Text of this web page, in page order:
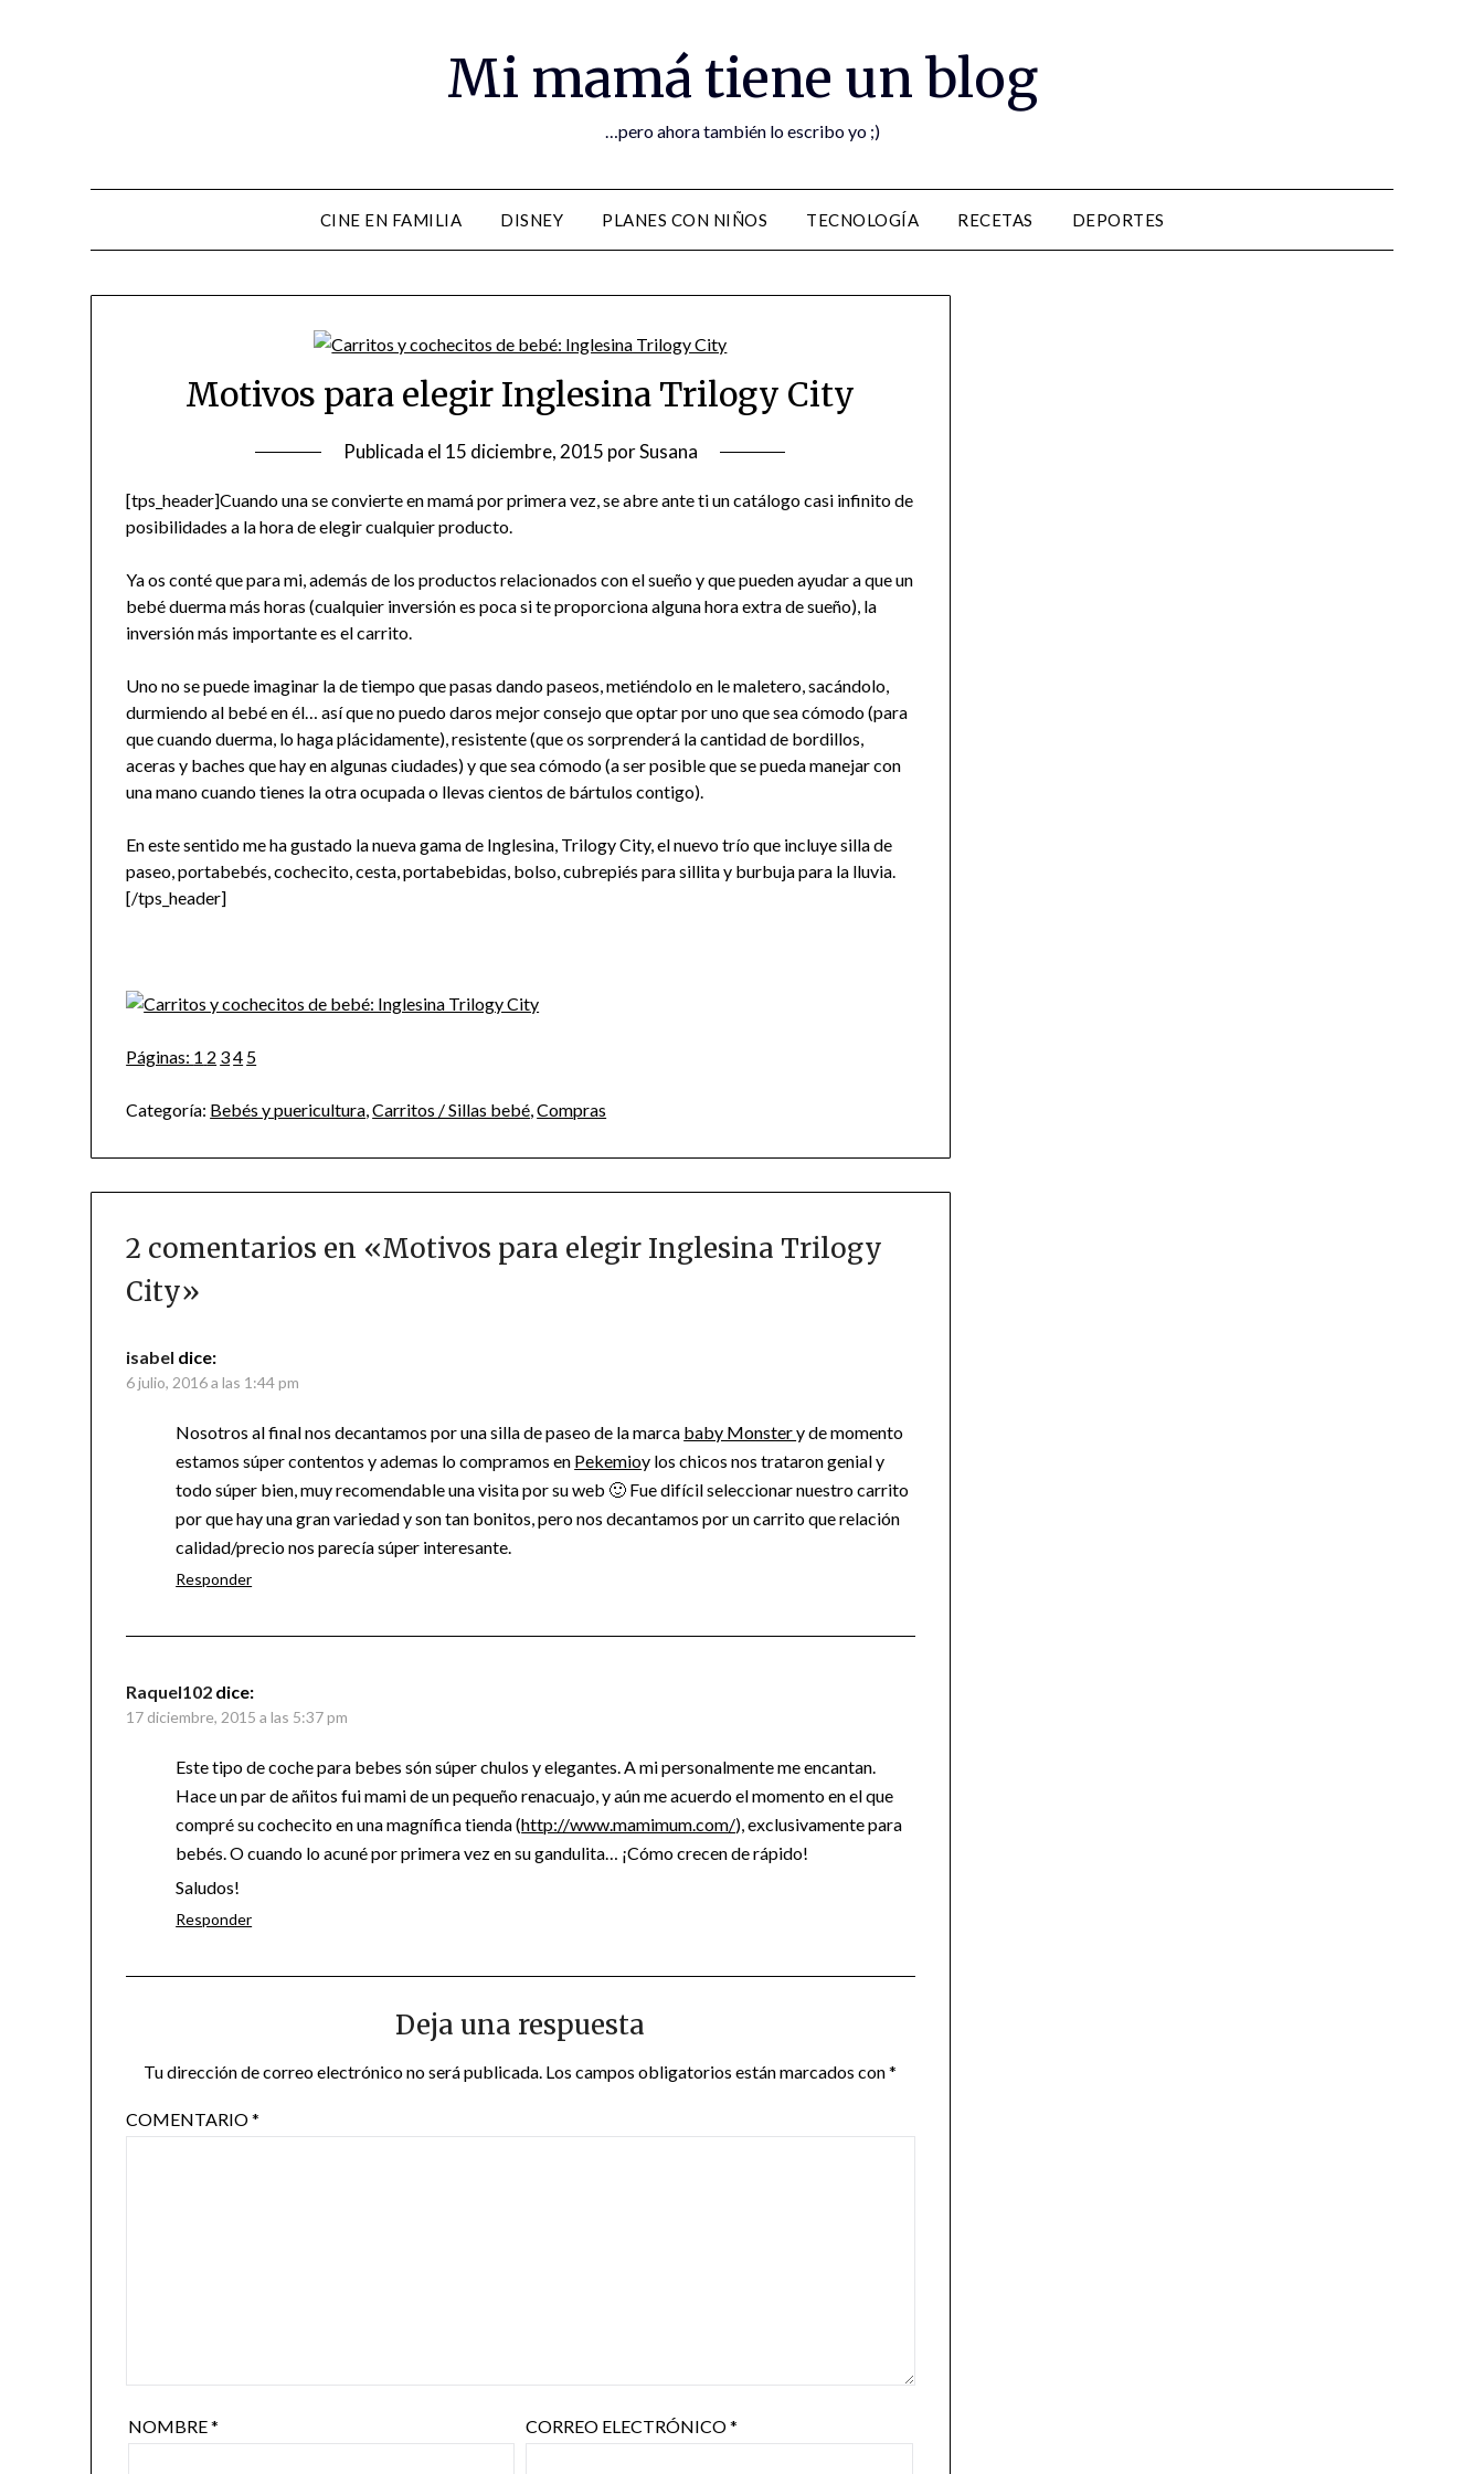
Mi mamá tiene un blog
…pero ahora también lo escribo yo ;)
CINE EN FAMILIA DISNEY PLANES CON NIÑOS TECNOLOGÍA RECETAS DEPORTES
Motivos para elegir Inglesina Trilogy City
Publicada el 15 diciembre, 2015 porSusana
[tps_header]Cuando una se convierte en mamá por primera vez, se abre ante ti un catálogo casi infinito de
posibilidades a la hora de elegir cualquier producto.
Ya os conté que para mi, además de los productos relacionados con el sueño y que pueden ayudar a que un
bebé duerma más horas (cualquier inversión es poca si te proporciona alguna hora extra de sueño), la
inversión más importante es el carrito.
Uno no se puede imaginar la de tiempo que pasas dando paseos, metiéndolo en le maletero, sacándolo,
durmiendo al bebé en él… así que no puedo daros mejor consejo que optar por uno que sea cómodo (para
que cuando duerma, lo haga plácidamente), resistente (que os sorprenderá la cantidad de bordillos,
aceras y baches que hay en algunas ciudades) y que sea cómodo (a ser posible que se pueda manejar con
una mano cuando tienes la otra ocupada o llevas cientos de bártulos contigo).
En este sentido me ha gustado la nueva gama de Inglesina, Trilogy City, el nuevo trío que incluye silla de
paseo, portabebés, cochecito, cesta, portabebidas, bolso, cubrepiés para sillita y burbuja para la lluvia.
[/tps_header]
Páginas: 1 2 34 5
Categoría: Bebés y puericultura,Carritos / Sillas bebé,Compras
2 comentarios en «Motivos para elegir Inglesina Trilogy
City»
isabel dice:
6 julio, 2016 a las 1:44 pm
Nosotros al final nos decantamos por una silla de paseo de la marca baby Monstery de momento
estamos súper contentos y ademas lo compramos en Pekemioy los chicos nos trataron genial y
todo súper bien, muy recomendable una visita por su web 🙂 Fue difícil seleccionar nuestro carrito
por que hay una gran variedad y son tan bonitos, pero nos decantamos por un carrito que relación
calidad/precio nos parecía súper interesante.
Responder
Raquel102 dice:
17 diciembre, 2015 a las 5:37 pm
Este tipo de coche para bebes són súper chulos y elegantes. A mi personalmente me encantan.
Hace un par de añitos fui mami de un pequeño renacuajo, y aún me acuerdo el momento en el que
compré su cochecito en una magnífica tienda (http://www.mamimum.com/), exclusivamente para
bebés. O cuando lo acuné por primera vez en su gandulita… ¡Cómo crecen de rápido!
Saludos!
Responder
Deja una respuesta
Tu dirección de correo electrónico no será publicada. Los campos obligatorios están marcados con*
COMENTARIO*
NOMBRE* CORREO ELECTRÓNICO*